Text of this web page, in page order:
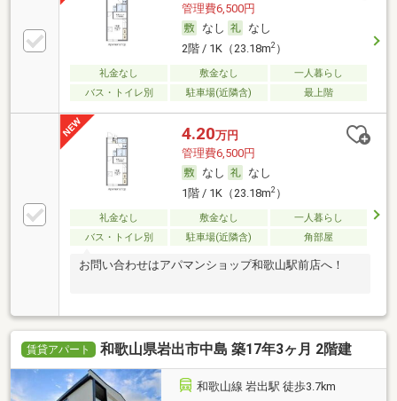
管理費6,500円
なし
なし
2階 / 1K（23.18m2）
礼金なし 敷金なし
一人暮らし
バス・トイレ別
駐車場(近隣含) 最上階
4.20万円
管理費6,500円
なし
なし
1階 / 1K（23.18m2）
礼金なし 敷金なし
一人暮らし
バス・トイレ別
駐車場(近隣含) 角部屋
お問い合わせはアパマンショップ和歌山駅前店へ！
賃貸アパート 和歌山県岩出市中島 築17年3ヶ月 2階建
和歌山線 岩出駅 徒歩3.7km